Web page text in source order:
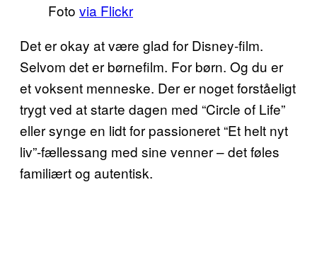
Foto via Flickr
Det er okay at være glad for Disney-film.
Selvom det er børnefilm. For børn. Og du er
et voksent menneske. Der er noget forståeligt
trygt ved at starte dagen med “Circle of Life”
eller synge en lidt for passioneret “Et helt nyt
liv”-fællessang med sine venner – det føles
familiært og autentisk.